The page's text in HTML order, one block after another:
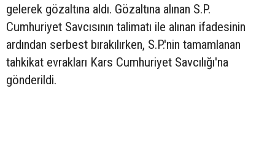
gelerek gözaltına aldı. Gözaltına alınan S.P.
Cumhuriyet Savcısının talimatı ile alınan ifadesinin
ardından serbest bırakılırken, S.P.'nin tamamlanan
tahkikat evrakları Kars Cumhuriyet Savcılığı'na
gönderildi.